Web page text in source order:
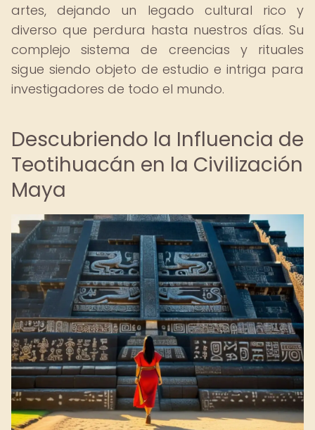
artes, dejando un legado cultural rico y
diverso que perdura hasta nuestros días. Su
complejo sistema de creencias y rituales
sigue siendo objeto de estudio e intriga para
investigadores de todo el mundo.
Descubriendo la Influencia de
Teotihuacán en la Civilización
Maya